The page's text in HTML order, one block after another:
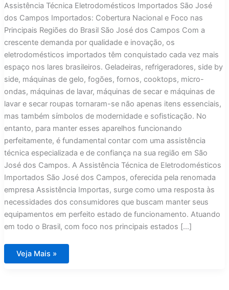
Assistência Técnica Eletrodomésticos Importados São José
dos Campos Importados: Cobertura Nacional e Foco nas
Principais Regiões do Brasil São José dos Campos Com a
crescente demanda por qualidade e inovação, os
eletrodomésticos importados têm conquistado cada vez mais
espaço nos lares brasileiros. Geladeiras, refrigeradores, side by
side, máquinas de gelo, fogões, fornos, cooktops, micro-
ondas, máquinas de lavar, máquinas de secar e máquinas de
lavar e secar roupas tornaram-se não apenas itens essenciais,
mas também símbolos de modernidade e sofisticação. No
entanto, para manter esses aparelhos funcionando
perfeitamente, é fundamental contar com uma assistência
técnica especializada e de confiança na sua região em São
José dos Campos. A Assistência Técnica de Eletrodomésticos
Importados São José dos Campos, oferecida pela renomada
empresa Assistência Importas, surge como uma resposta às
necessidades dos consumidores que buscam manter seus
equipamentos em perfeito estado de funcionamento. Atuando
em todo o Brasil, com foco nos principais estados […]
Assistência
Técnica
Veja Mais »